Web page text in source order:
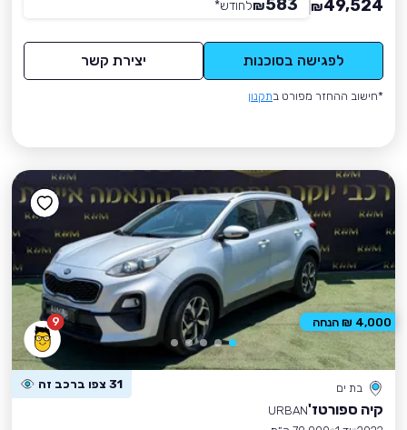
49,524
₪
583
₪לחודש*
לפגישה בסוכנות יצירת קשר
*חישוב ההחזר מפורט בתקנון
9
בת ים 31 צפו ברכב זה
קיה ספורטז'URBAN
4,000 ₪ הנחה